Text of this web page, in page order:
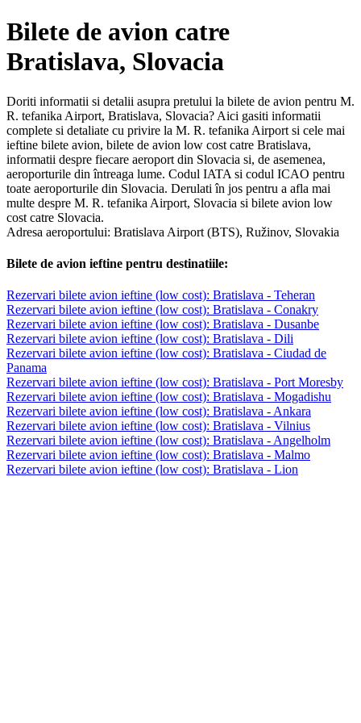
Bilete de avion catre
Bratislava, Slovacia
Doriti informatii si detalii asupra pretului la bilete de avion pentru M.
R. tefanika Airport, Bratislava, Slovacia? Aici gasiti informatii
complete si detaliate cu privire la M. R. tefanika Airport si cele mai
ieftine bilete avion, bilete de avion low cost catre Bratislava,
informatii despre fiecare aeroport din Slovacia si, de asemenea,
aeroporturile din întreaga lume. Codul IATA si codul ICAO pentru
toate aeroporturile din Slovacia. Derulati în jos pentru a afla mai
multe despre M. R. tefanika Airport, Slovacia si bilete avion low
cost catre Slovacia.
Adresa aeroportului: Bratislava Airport (BTS), Ružinov, Slovakia
Bilete de avion ieftine pentru destinatiile:
Rezervari bilete avion ieftine (low cost): Bratislava - Teheran
Rezervari bilete avion ieftine (low cost): Bratislava - Conakry
Rezervari bilete avion ieftine (low cost): Bratislava - Dusanbe
Rezervari bilete avion ieftine (low cost): Bratislava - Dili
Rezervari bilete avion ieftine (low cost): Bratislava - Ciudad de
Panama
Rezervari bilete avion ieftine (low cost): Bratislava - Port Moresby
Rezervari bilete avion ieftine (low cost): Bratislava - Mogadishu
Rezervari bilete avion ieftine (low cost): Bratislava - Ankara
Rezervari bilete avion ieftine (low cost): Bratislava - Vilnius
Rezervari bilete avion ieftine (low cost): Bratislava - Angelholm
Rezervari bilete avion ieftine (low cost): Bratislava - Malmo
Rezervari bilete avion ieftine (low cost): Bratislava - Lion